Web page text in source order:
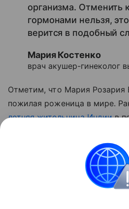
организма. Отменить
гормонами нельзя,
верится в подобный
Мария Костенко
врач акушер-гинеколог
Отметим, что Мария Розария
пожилая роженица в мире.
летняя жительница Индиив
интервью с
Глуховой о проблемах